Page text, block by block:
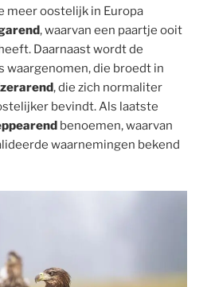
meer oostelijk in Europa
, waarvan een paartje ooit
Daarnaast wordt de
waargenomen, die broedt in
, die zich normaliter
bevindt. Als laatste
benoemen, waarvan
waarnemingen bekend